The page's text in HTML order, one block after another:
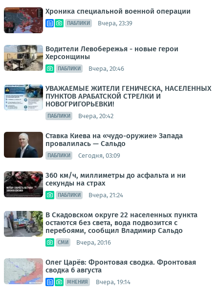
Хроника специальной военной операции
ПАБЛИКИ Вчера, 23:39
Водители Левобережья - новые герои
Херсонщины
ПАБЛИКИ Вчера, 20:46
УВАЖАЕМЫЕ ЖИТЕЛИ ГЕНИЧЕСКА, НАСЕЛЕННЫХ
ПУНКТОВ АРАБАТСКОЙ СТРЕЛКИ И
НОВОГРИГОРЬЕВКИ!
ПАБЛИКИ Вчера, 20:42
Ставка Киева на «чудо-оружие» Запада
провалилась — Сальдо
ПАБЛИКИ Сегодня, 03:09
360 км/ч, миллиметры до асфальта и ни
секунды на страх
ПАБЛИКИ Вчера, 21:24
В Скадовском округе 22 населенных пункта
остаются без света, вода подвозится с
перебоями, сообщил Владимир Сальдо
СМИ Вчера, 20:16
Олег Царёв: Фронтовая сводка. Фронтовая
сводка 6 августа
МНЕНИЯ Вчера, 19:14